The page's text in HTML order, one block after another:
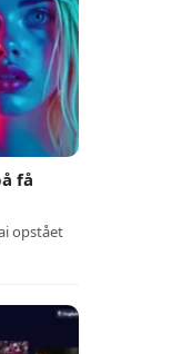
få
opstået